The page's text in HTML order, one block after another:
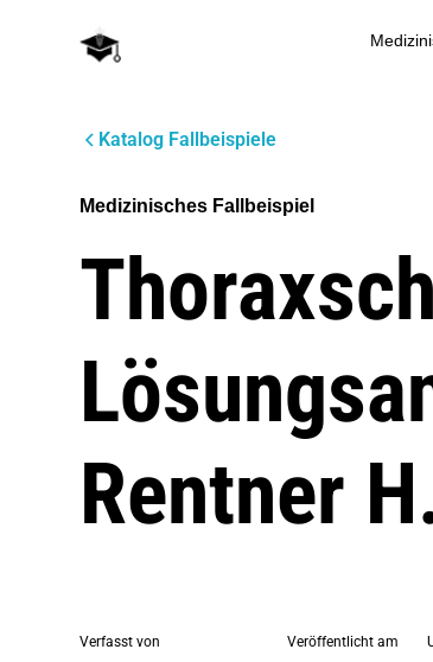
Katalog Fallbeispiele
Medizinisches Fallbeispiel
Rentner
Verfasst von Veröffentlicht am